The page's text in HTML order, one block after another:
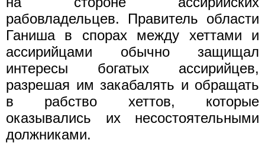
рабовладельцев. Правитель области
Ганиша в спорах между хеттами и
ассирийцами обычно защищал
интересы богатых ассирийцев,
разрешая им закабалять и обращать
в рабство хеттов, которые
оказывались их несостоятельными
должниками.